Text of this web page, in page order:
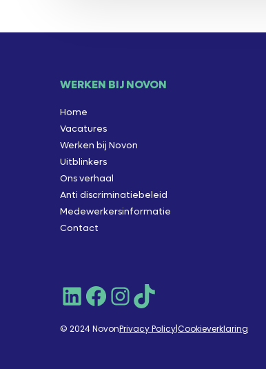
WERKEN BIJ NOVON
Home
Vacatures
Werken bij Novon
Uitblinkers
Ons verhaal
Anti discriminatiebeleid
Medewerkersinformatie
Contact
LinkedInFacebookInstagram
TikTok
© 2024 NovonPrivacy Policy|Cookieverklaring